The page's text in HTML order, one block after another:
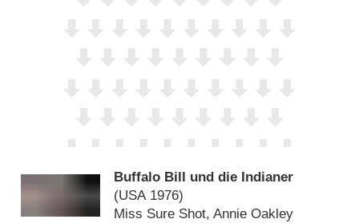
Buffalo Bill und die Indianer
(USA 1976)
Miss Sure Shot, Annie Oakley